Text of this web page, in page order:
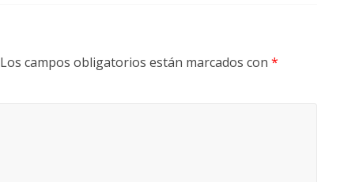
Los campos obligatorios están marcados con *